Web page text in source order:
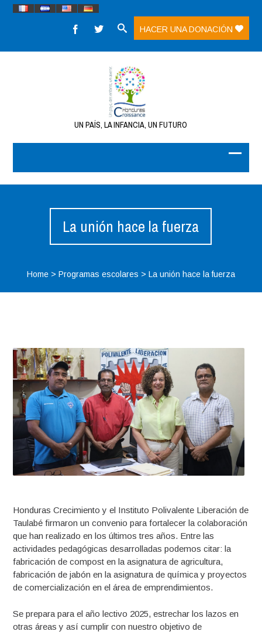
HACER UNA DONACIÓN
UN PAÍS, LA INFANCIA, UN FUTURO
La unión hace la fuerza
Home> Programas escolares > La unión hace la fuerza
Honduras Crecimiento y el Instituto Polivalente Liberación de
Taulabé firmaron un convenio para fortalecer la colaboración
que han realizado en los últimos tres años. Entre las
actividades pedagógicas desarrolladas podemos citar: la
fabricación de compost en la asignatura de agricultura,
fabricación de jabón en la asignatura de química y proyectos
de comercialización en el área de emprendimientos.
Se prepara para el año lectivo 2025, estrechar los lazos en
otras áreas y así cumplir con nuestro objetivo de